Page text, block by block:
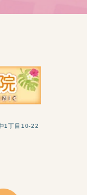
1丁目10-22